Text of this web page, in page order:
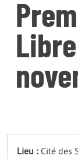
Lieu : Cité des